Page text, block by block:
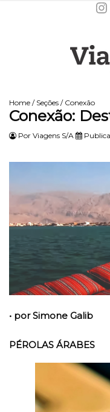
Home / Seções / Conexão
Conexão:
Por Viagens S/A
• por Simone Galib
PÉROLAS ÁRABES